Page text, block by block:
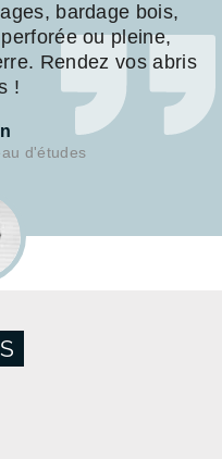
bardage bois,
ou pleine,
Rendez vos abris
!
d'études